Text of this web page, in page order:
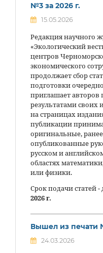
№3 за 2026 г.
15.05.2026
Редакция научного
«Экологический
центров
экономического
продолжает сбор
подготовки
приглашает авторов
результатами своих
на страницах
публикации
оригинальные,
опубликованные
русском и
областях
или физики.
Срок подачи статей -
2026 г.
Вышел из печати
24.03.2026